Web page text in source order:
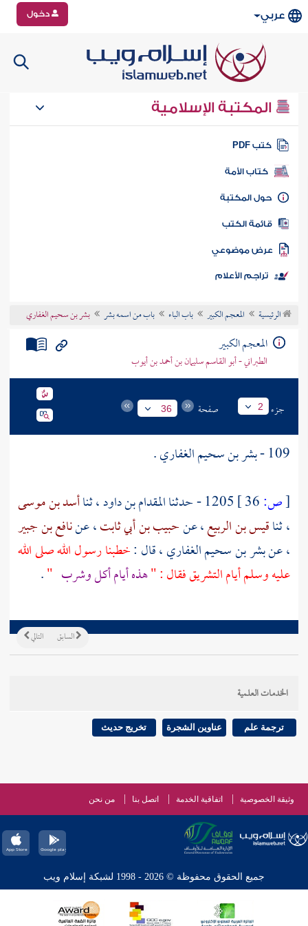
عربي دخول
المكتبة الإسلامية
كتب PDF
كتاب الأمة
المكتبة
الكتب
موضوعي
تراجم الأعلام
الرئيسية المعجم الكبير باب الباء باب من اسمه بشر بشر بن سحيم الغفاري
المعجم الكبير
الطبراني - أبو القاسم سليمان بن أحمد بن أيوب
جزء 2 صفحة 36
109 - بشر بن سحيم الغفاري.
[ص: 1205 - حدثنا المقدام بن داود، ثناأسد بن موسى
، ثناقيس بن الربيع، عنحبيب بن أبي ثابت، عننافع بن جبير
، عنبشر بن سحيم الغفاري، قال :خطبنا رسول الله صلى الله
عليه وسلم أيام التشريق فقال : "هذه أيام أكل وشرب "
.
التالي السابق
الخدمات العلمية
ترجمة علم عناوين الشجرة تخريج حديث
وثيقة الخصوصية اتفاقية الخدمة اتصل بنا من نحن
جميع الحقوق محفوظة © 2026 - 1998 لشبكة إسلام ويب